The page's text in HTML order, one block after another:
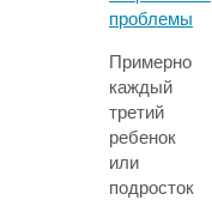
проблемы
Примерно
каждый
третий
ребенок
или
подросток